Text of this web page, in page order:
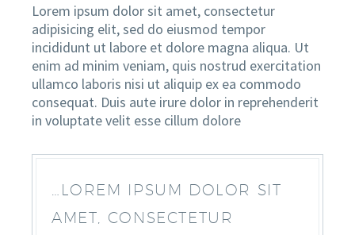
EN
Lorem ipsum dolor sit amet, consectetur
adipisicing elit, sed do eiusmod tempor
incididunt ut labore et dolore magna aliqua. Ut
enim ad minim veniam, quis nostrud exercitation
ullamco laboris nisi ut aliquip ex ea commodo
consequat. Duis aute irure dolor in reprehenderit
in voluptate velit esse cillum dolore
…LOREM IPSUM DOLOR SIT
AMET, CONSECTETUR